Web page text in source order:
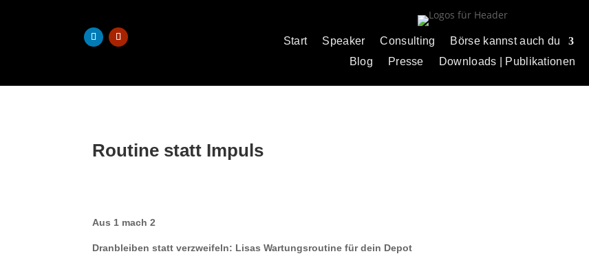
Start Speaker Consulting Börse kannst auch du
Blog
Presse Downloads | Publikationen
Routine statt Impuls
Aus 1 mach 2
Dranbleiben statt verzweifeln: Lisas Wartungsroutine für dein Depot